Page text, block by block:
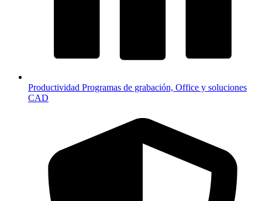
Productividad Programas de grabación, Office y soluciones
CAD